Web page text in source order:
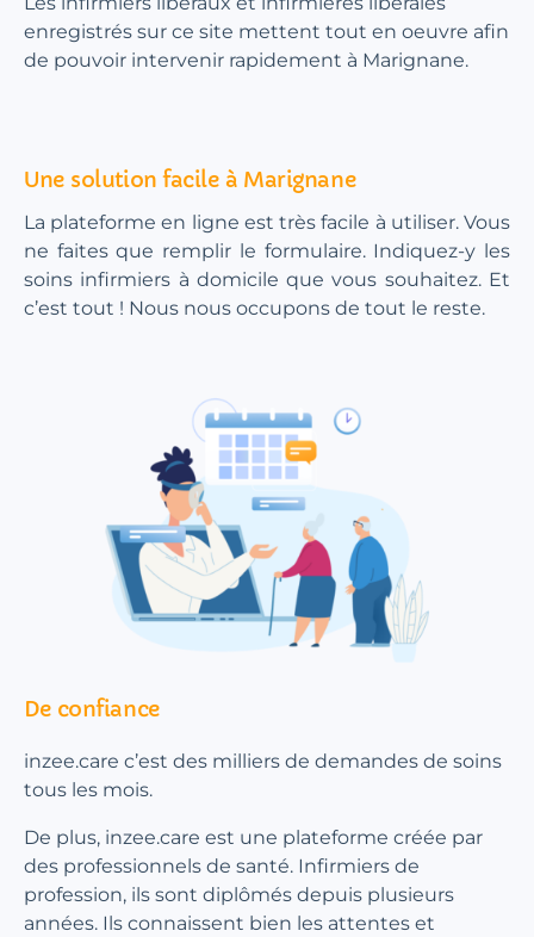
enregistrés sur ce site mettent tout en oeuvre afin
de pouvoir intervenir rapidement à Marignane.
Une solution facile à Marignane
La plateforme en ligne est très facile à utiliser. Vous
ne faites que remplir le formulaire. Indiquez-y les
soins infirmiers à domicile que vous souhaitez. Et
c’est tout ! Nous nous occupons de tout le reste.
De confiance
inzee.care c’est des milliers de demandes de soins
tous les mois.
De plus, inzee.care est une plateforme créée par
des professionnels de santé. Infirmiers de
profession, ils sont diplômés depuis plusieurs
années. Ils connaissent bien les attentes et